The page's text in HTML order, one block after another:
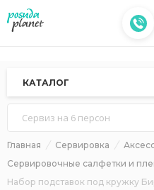
КАТАЛОГ
Сервиз на 6 персон
Главная Сервировка
Сервировочные салфетки и
Набор подставок под кружку